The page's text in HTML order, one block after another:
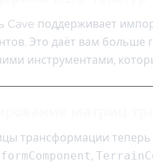
Cave поддерживает
Это даёт вам
инструментами,
трансформации
,